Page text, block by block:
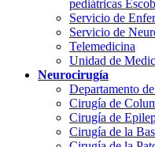
pediátricas
Servicio de
Servicio de
Telemedicina
Unidad de
Neurocirugía
Departamento
Cirugía de
Cirugía de
Cirugía de la